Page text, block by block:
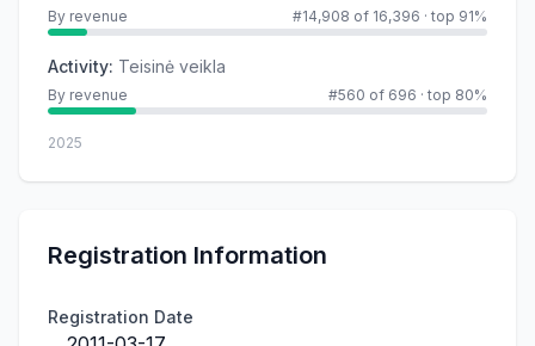
By revenue #14,908 of 16,396 · top 91%
Activity: Teisinė veikla
By revenue #560 of 696 · top 80%
2025
Registration Information
Registration Date